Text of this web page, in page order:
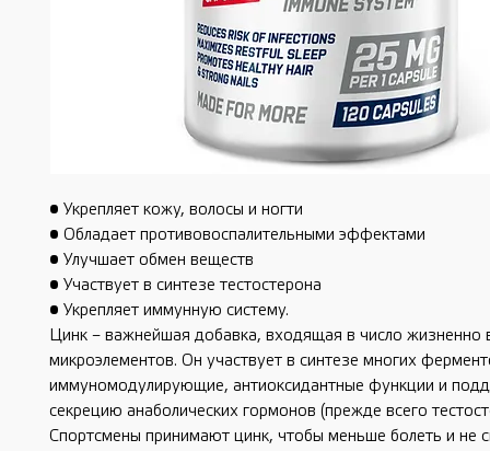
• Укрепляет кожу, волосы и ногти
• Обладает противовоспалительными эффектами
• Улучшает обмен веществ
• Участвует в синтезе тестостерона
• Укрепляет иммунную систему.
Цинк – важнейшая добавка, входящая в число жизненно
микроэлементов. Он участвует в синтезе многих
иммуномодулирующие, антиоксидантные функции и
секрецию анаболических гормонов (прежде всего
Спортсмены принимают цинк, чтобы меньше болеть и не